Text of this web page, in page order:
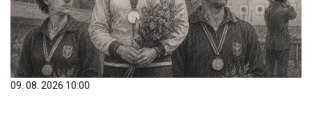
09. 08. 2026 10:00